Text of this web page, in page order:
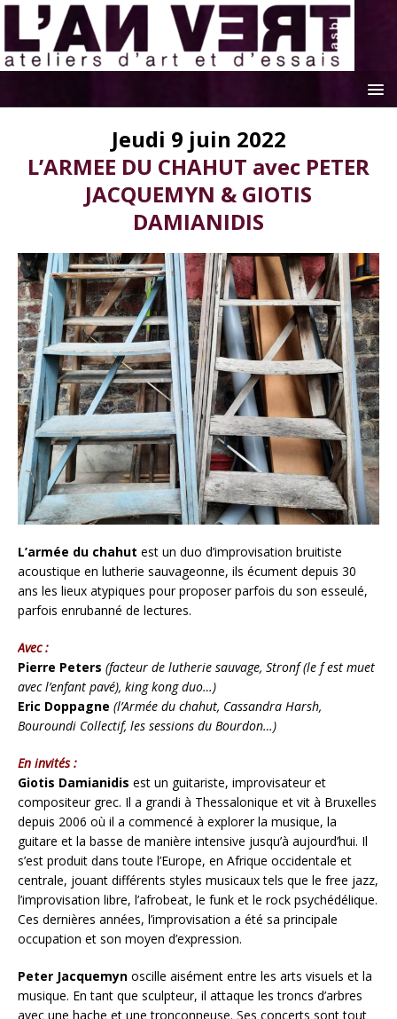
Jeudi 9 juin 2022
L’ARMEE DU CHAHUT avec PETER
JACQUEMYN & GIOTIS
DAMIANIDIS
L’armée du chahut est un duo d’improvisation bruitiste
acoustique en lutherie sauvageonne, ils écument depuis 30
ans les lieux atypiques pour proposer parfois du son esseulé,
parfois enrubanné de lectures.
Avec :
Pierre Peters (facteur de lutherie sauvage, Stronf (le f est muet
avec l’enfant pavé), king kong duo…)
Eric Doppagne (l’Armée du chahut, Cassandra Harsh,
Bouroundi Collectif, les sessions du Bourdon…)
En invités :
Giotis Damianidis est un guitariste, improvisateur et
compositeur grec. Il a grandi à Thessalonique et vit à Bruxelles
depuis 2006 où il a commencé à explorer la musique, la
guitare et la basse de manière intensive jusqu’à aujourd’hui. Il
s’est produit dans toute l’Europe, en Afrique occidentale et
centrale, jouant différents styles musicaux tels que le free jazz,
l’improvisation libre, l’afrobeat, le funk et le rock psychédélique.
Ces dernières années, l’improvisation a été sa principale
occupation et son moyen d’expression.
Peter Jacquemyn oscille aisément entre les arts visuels et la
musique. En tant que sculpteur, il attaque les troncs d’arbres
avec une hache et une tronçonneuse. Ses concerts sont tout